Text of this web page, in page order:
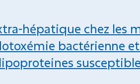
hépatique chez les
bactérienne